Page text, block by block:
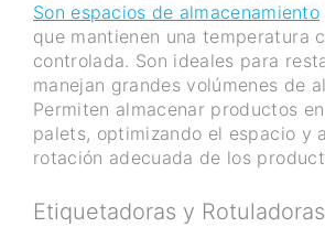
Son espacios de almacenamiento
que mantienen una temperatura
controlada. Son ideales para
manejan grandes volúmenes de
Permiten almacenar productos
palets, optimizando el espacio y
rotación adecuada de los
Etiquetadoras y Rotuladoras